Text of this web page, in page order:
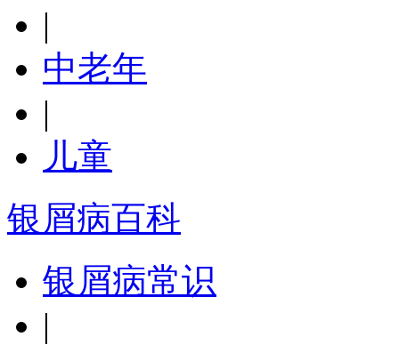
|
中老年
|
儿童
银屑病百科
银屑病常识
|